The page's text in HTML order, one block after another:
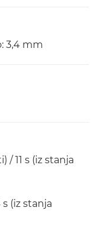
3,4 mm
/ 11 s (iz stanja
(iz stanja